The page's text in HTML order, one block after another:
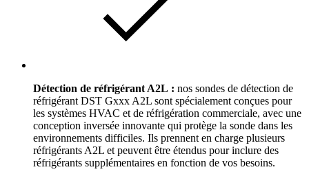
Détection de réfrigérant A2L : nos sondes de détection de
réfrigérant DST Gxxx A2L sont spécialement conçues pour
les systèmes HVAC et de réfrigération commerciale, avec une
conception inversée innovante qui protège la sonde dans les
environnements difficiles. Ils prennent en charge plusieurs
réfrigérants A2L et peuvent être étendus pour inclure des
réfrigérants supplémentaires en fonction de vos besoins.